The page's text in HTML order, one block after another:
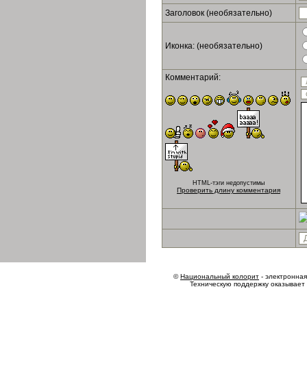
Заголовок (необязательно)
Иконка: (необязательно)
Комментарий:
HTML-тэги недопустимы
Проверить длину комментария
©Национальный колорит -
Техническую поддержку